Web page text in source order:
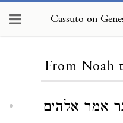
From Noah
אמר אלהים